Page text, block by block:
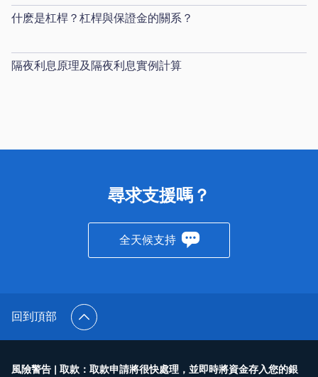
什麽是杠桿？杠桿與保證金的關系？
隔夜利息原理及隔夜利息實例計算
尋求支援嗎？
全天候支持
回到頂部
風險警告 | 取款：取款申請將很快處理，並即時將資金存入您的銀